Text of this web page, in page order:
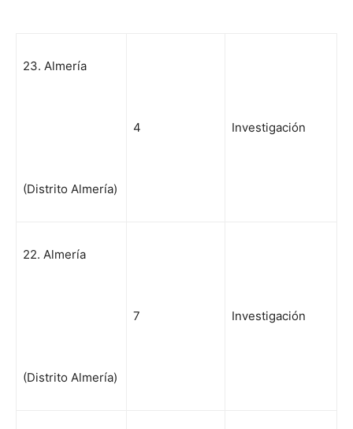
23. Almería
(Distrito Almería)
4 Investigación
22. Almería
(Distrito Almería)
7 Investigación